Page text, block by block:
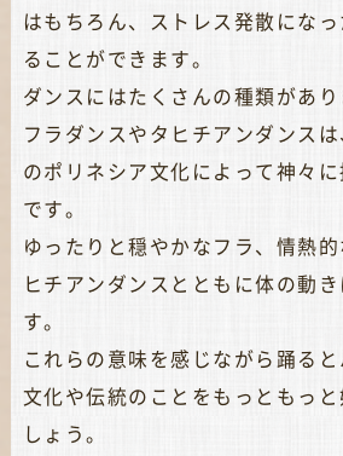
はもちろん、ストレス発散にな
ることができます。
ダンスにはたくさんの種類があり
フラダンスやタヒチアンダンス
のポリネシア文化によって神々
です。
ゆったりと穏やかなフラ、情熱
ヒチアンダンスとともに体の動
す。
これらの意味を感じながら踊る
文化や伝統のことをもっともっ
しょう。